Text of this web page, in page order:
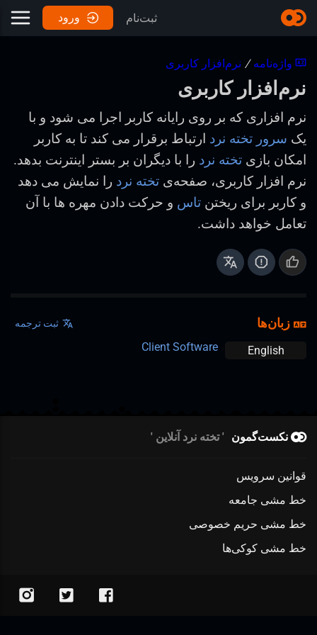
ثبت‌نام ورود
واژه‌نامه / نرم‌افزار کاربری
نرم‌افزار کاربری
نرم افزاری که بر روی رایانه کاربر اجرا می شود و با
یک سرور تخته نرد ارتباط برقرار می کند تا به کاربر
امکان بازی تخته نرد را با دیگران بر بستر اینترنت بدهد.
نرم افزار کاربری، صفحه‌ی تخته نرد را نمایش می دهد
و کاربر برای ریختن تاس و حرکت دادن مهره ها با آن
تعامل خواهد داشت.
زبان‌ها ثبت ترجمه
English
Client Software
نکست‌گمون تخته نرد آنلاین
قوانین سرویس
خط مشی جامعه
خط مشی حریم خصوصی
خط مشی کوکی‌ها